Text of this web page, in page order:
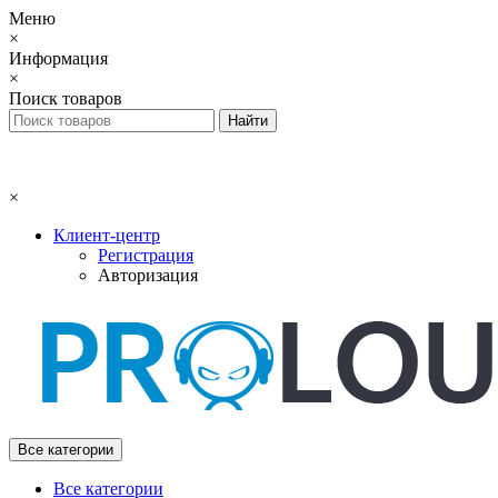
Меню
×
Информация
×
Поиск товаров
×
Клиент-центр
Регистрация
Авторизация
Все категории
Все категории